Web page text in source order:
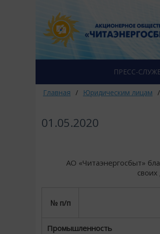
ПРЕСС-
Главная / Юридическим лицам /
01.05.2020
АО «Читаэнергосбыт»
№ п/п
Промышленность